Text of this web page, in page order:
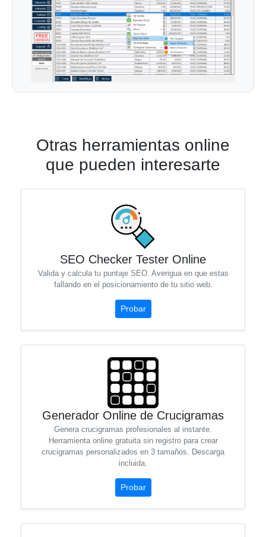
Otras herramientas online
que pueden interesarte
SEO Checker Tester Online
Valida y calcula tu puntaje SEO. Averigua en que estas
fallando en el posicionamiento de tu sitio web.
Probar
Generador Online de Crucigramas
Genera crucigramas profesionales al instante.
Herramienta online gratuita sin registro para crear
crucigramas personalizados en 3 tamaños. Descarga
incluida.
Probar